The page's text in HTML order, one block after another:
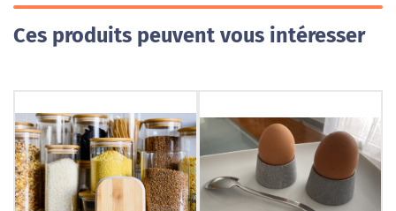
Ces produits peuvent vous intéresser